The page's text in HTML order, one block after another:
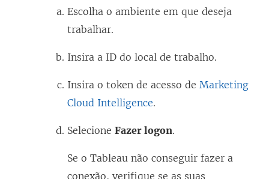
j
Escolha o ambiente em que deseja
trabalhar.
Insira a ID do local de trabalho.
Insira o token de acesso de Marketing
Cloud Intelligence.
Selecione Fazer logon.
Se o Tableau não conseguir fazer a
conexão, verifique se as suas